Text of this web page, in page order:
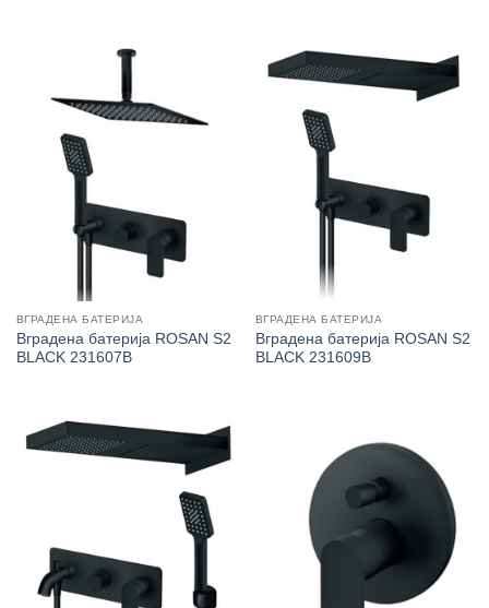
ВГРАДЕНА БАТЕРИЈА
Вградена батерија ROSAN S2
BLACK 231607B
ВГРАДЕНА БАТЕРИЈА
Вградена батерија ROSAN S2
BLACK 231609B